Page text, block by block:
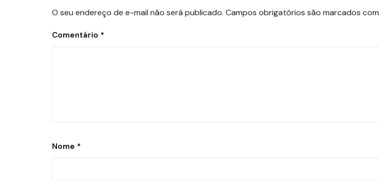
O seu endereço de e-mail não será publicado. Campos obrigatórios são marcados com
Comentário *
Nome *